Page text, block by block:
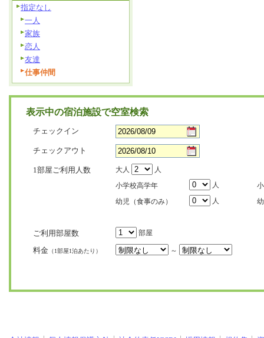
指定なし
一人
家族
恋人
友達
仕事仲間
表示中の宿泊施設で空室検索
チェックイン
チェックアウト
1部屋ご利用人数 大人
人
小学校高学年
人
幼児（食事のみ）
人
ご利用部屋数 部屋
料金 （1部屋1泊あたり） ～